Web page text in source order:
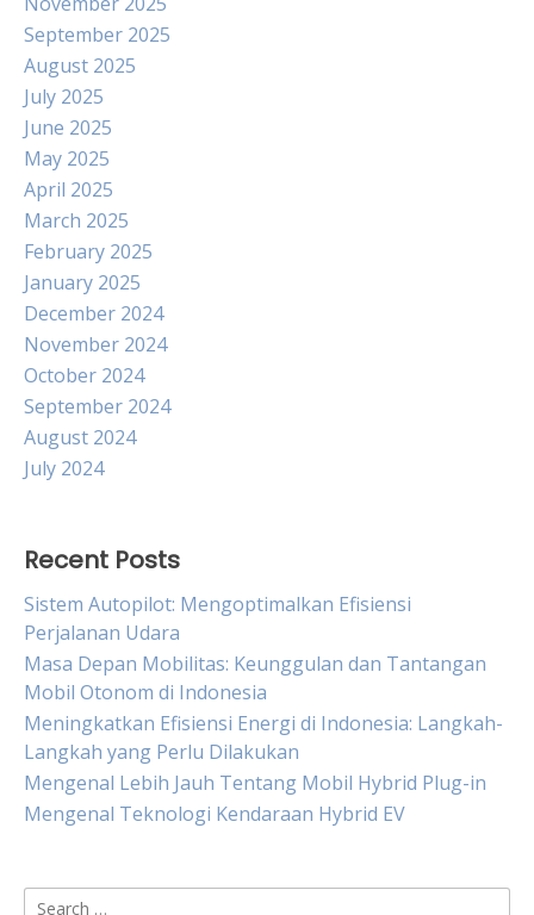
September 2025
August 2025
July 2025
June 2025
May 2025
April 2025
March 2025
February 2025
January 2025
December 2024
November 2024
October 2024
September 2024
August 2024
July 2024
Recent Posts
Sistem Autopilot: Mengoptimalkan Efisiensi
Perjalanan Udara
Masa Depan Mobilitas: Keunggulan dan Tantangan
Mobil Otonom di Indonesia
Meningkatkan Efisiensi Energi di Indonesia: Langkah-
Langkah yang Perlu Dilakukan
Mengenal Lebih Jauh Tentang Mobil Hybrid Plug-in
Mengenal Teknologi Kendaraan Hybrid EV
Search